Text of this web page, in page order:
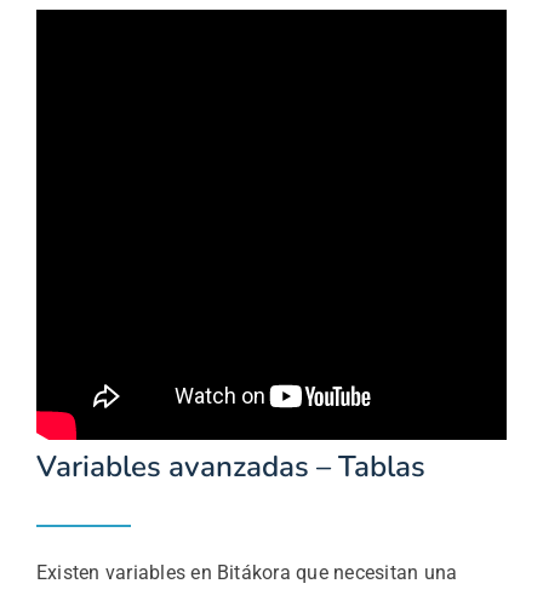
Variables avanzadas – Tablas
Existen variables en Bitákora que necesitan una